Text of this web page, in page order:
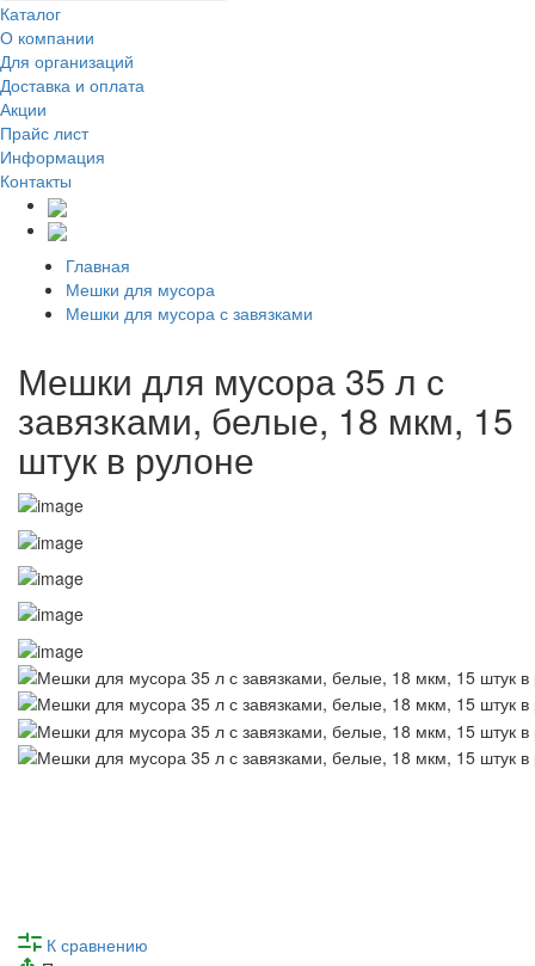
Каталог
О компании
Для организаций
Доставка и оплата
Акции
Прайс лист
Информация
Контакты
Главная
Мешки для мусора
Мешки для мусора с завязками
Мешки для мусора 35 л с
завязками, белые, 18 мкм, 15
штук в рулоне
К сравнению